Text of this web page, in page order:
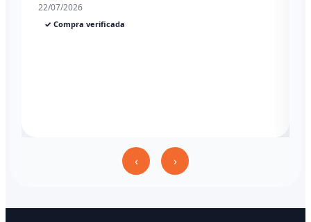
‹
22/07/2026
✓ Compra verificada
›